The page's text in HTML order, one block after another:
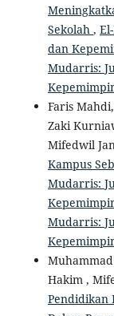
Sekolah ,
dan
Mudarris:
Faris
Zaki
Mifedwil
Kampus
Mudarris:
Mudarris:
Hakim ,
Pendidikan